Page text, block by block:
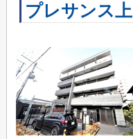
プレサンス